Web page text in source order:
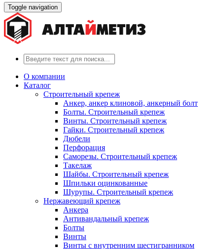
Toggle navigation
О компании
Каталог
Строительный крепеж
Анкер, анкер клиновой, анкерный болт
Болты. Строительный крепеж
Винты. Строительный крепеж
Гайки. Строительный крепеж
Дюбели
Перфорация
Саморезы. Строительный крепеж
Такелаж
Шайбы. Строительный крепеж
Шпильки оцинкованные
Шурупы. Строительный крепеж
Нержавеющий крепеж
Анкера
Антивандальный крепеж
Болты
Винты
Винты с внутренним шестигранником